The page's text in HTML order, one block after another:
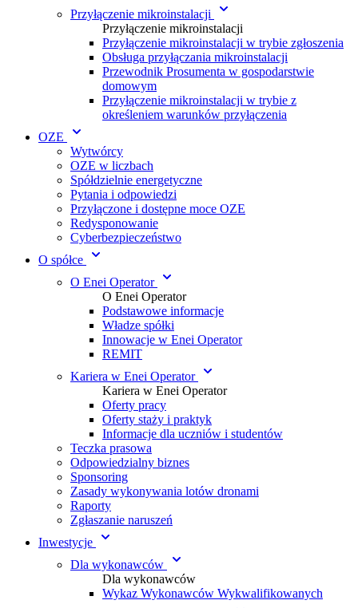
Przyłączenie mikroinstalacji
Przyłączenie mikroinstalacji
Przyłączenie mikroinstalacji w trybie zgłoszenia
Obsługa przyłączania mikroinstalacji
Przewodnik Prosumenta w gospodarstwie
domowym
Przyłączenie mikroinstalacji w trybie z
określeniem warunków przyłączenia
OZE
Wytwórcy
OZE w liczbach
Spółdzielnie energetyczne
Pytania i odpowiedzi
Przyłączone i dostępne moce OZE
Redysponowanie
Cyberbezpieczeństwo
O spółce
O Enei Operator
O Enei Operator
Podstawowe informacje
Władze spółki
Innowacje w Enei Operator
REMIT
Kariera w Enei Operator
Kariera w Enei Operator
Oferty pracy
Oferty staży i praktyk
Informacje dla uczniów i studentów
Teczka prasowa
Odpowiedzialny biznes
Sponsoring
Zasady wykonywania lotów dronami
Raporty
Zgłaszanie naruszeń
Inwestycje
Dla wykonawców
Dla wykonawców
Wykaz Wykonawców Wykwalifikowanych